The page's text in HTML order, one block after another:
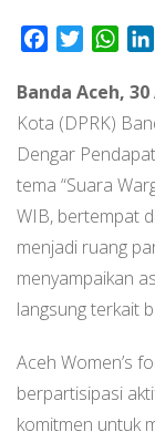
FacebookTwitter
Banda Aceh,
Kota (DPRK)
Dengar
tema “Suara
WIB, bertempat
menjadi ruang
menyampaikan
langsung terkait
Aceh Women’s
berpartisipasi
komitmen untuk